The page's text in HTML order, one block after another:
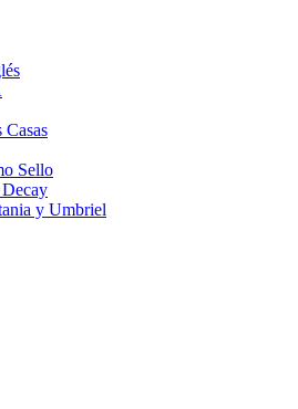
Casas
Sello
y Umbriel